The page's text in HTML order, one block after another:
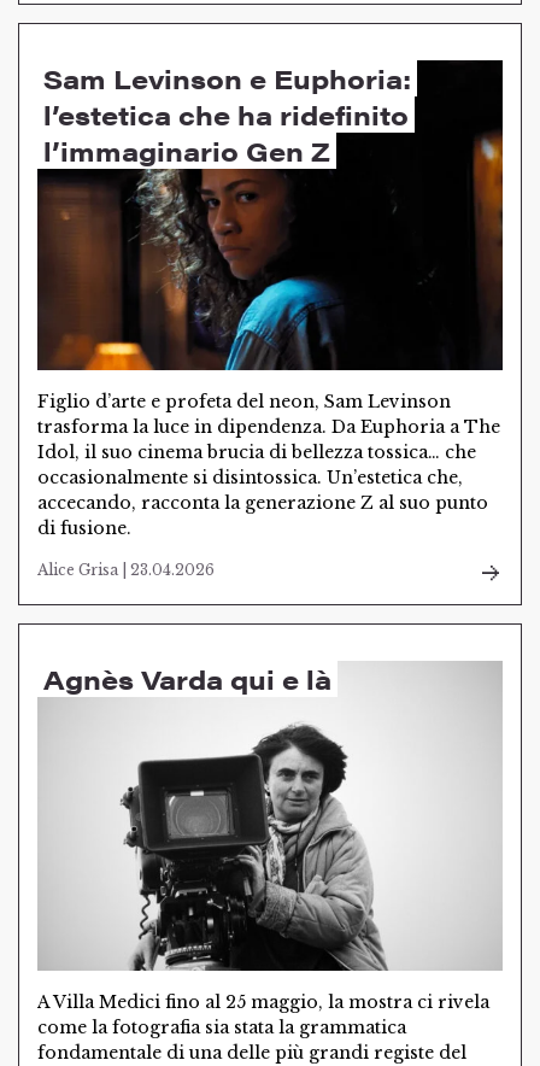
Sam Levinson e Euphoria:
l’estetica che ha ridefinito
l’immaginario Gen Z
Figlio d’arte e profeta del neon, Sam Levinson
trasforma la luce in dipendenza. Da Euphoria a The
Idol, il suo cinema brucia di bellezza tossica… che
occasionalmente si disintossica. Un’estetica che,
accecando, racconta la generazione Z al suo punto
di fusione.
Alice Grisa | 23.04.2026
Agnès Varda qui e là
A Villa Medici fino al 25 maggio, la mostra ci rivela
come la fotografia sia stata la grammatica
fondamentale di una delle più grandi registe del